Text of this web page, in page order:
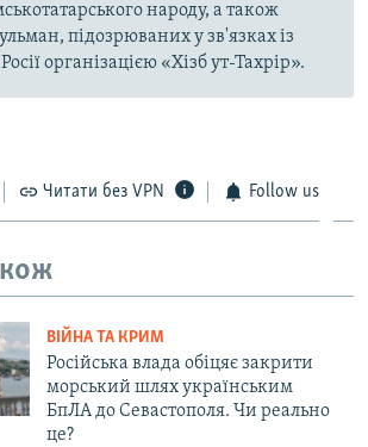
народу, а також
підозрюваних у зв'язках із
організацією «Хізб ут-Тахрір».
Читати без VPN Follow us
ВІЙНА ТА КРИМ
Російська влада обіцяє закрити
морський шлях українським
БпЛА до Севастополя. Чи реально
це?